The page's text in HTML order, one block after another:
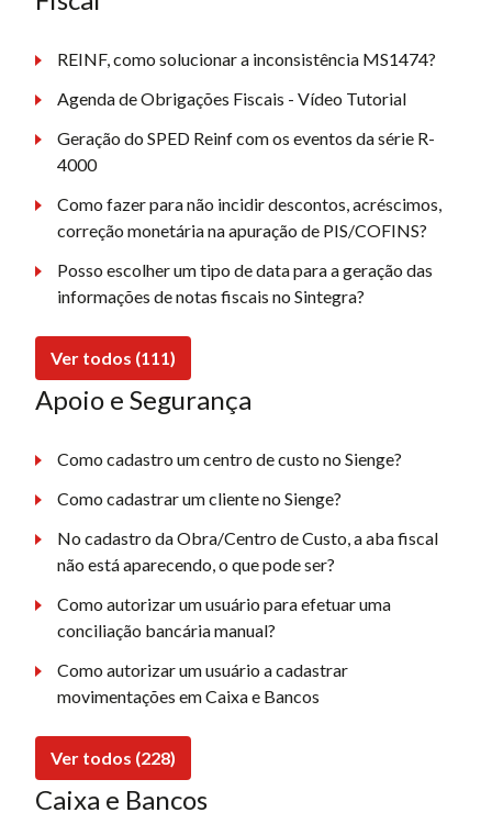
REINF, como solucionar a inconsistência MS1474?
Agenda de Obrigações Fiscais - Vídeo Tutorial
Geração do SPED Reinf com os eventos da série R-
4000
Como fazer para não incidir descontos, acréscimos,
correção monetária na apuração de PIS/COFINS?
Posso escolher um tipo de data para a geração das
informações de notas fiscais no Sintegra?
Ver todos (111)
Apoio e Segurança
Como cadastro um centro de custo no Sienge?
Como cadastrar um cliente no Sienge?
No cadastro da Obra/Centro de Custo, a aba fiscal
não está aparecendo, o que pode ser?
Como autorizar um usuário para efetuar uma
conciliação bancária manual?
Como autorizar um usuário a cadastrar
movimentações em Caixa e Bancos
Ver todos (228)
Caixa e Bancos